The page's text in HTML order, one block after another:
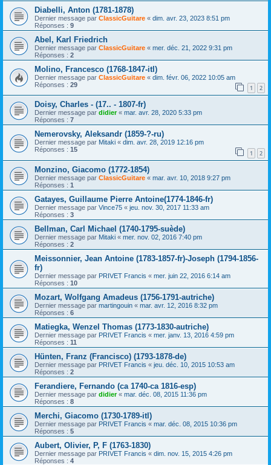
Diabelli, Anton (1781-1878)
Dernier message par ClassicGuitare « dim. avr. 23, 2023 8:51 pm
Réponses : 9
Abel, Karl Friedrich
Dernier message par ClassicGuitare « mer. déc. 21, 2022 9:31 pm
Réponses : 2
Molino, Francesco (1768-1847-itl)
Dernier message par ClassicGuitare « dim. févr. 06, 2022 10:05 am
Réponses : 29 1 2
Doisy, Charles - (17.. - 1807-fr)
Dernier message par didier« mar. avr. 28, 2020 5:33 pm
Réponses : 7
Nemerovsky, Aleksandr (1859-?-ru)
Dernier message par Mitaki « dim. avr. 28, 2019 12:16 pm
Réponses : 15 1 2
Monzino, Giacomo (1772-1854)
Dernier message par ClassicGuitare « mar. avr. 10, 2018 9:27 pm
Réponses : 1
Gatayes, Guillaume Pierre Antoine(1774-1846-fr)
Dernier message par Vince75 « jeu. nov. 30, 2017 11:33 am
Réponses : 3
Bellman, Carl Michael (1740-1795-suède)
Dernier message par Mitaki « mer. nov. 02, 2016 7:40 pm
Réponses : 2
Meissonnier, Jean Antoine (1783-1857-fr)-Joseph (1794-1856-
fr)
Dernier message par PRIVET Francis « mer. juin 22, 2016 6:14 am
Réponses : 10
Mozart, Wolfgang Amadeus (1756-1791-autriche)
Dernier message par martingouin « mar. avr. 12, 2016 8:32 pm
Réponses : 6
Matiegka, Wenzel Thomas (1773-1830-autriche)
Dernier message par PRIVET Francis « mer. janv. 13, 2016 4:59 pm
Réponses : 11
Hünten, Franz (Francisco) (1793-1878-de)
Dernier message par PRIVET Francis « jeu. déc. 10, 2015 10:53 am
Réponses : 2
Ferandiere, Fernando (ca 1740-ca 1816-esp)
Dernier message par didier« mar. déc. 08, 2015 11:36 pm
Réponses : 8
Merchi, Giacomo (1730-1789-itl)
Dernier message par PRIVET Francis « mar. déc. 08, 2015 10:36 pm
Réponses : 5
Aubert, Olivier, P, F (1763-1830)
Dernier message par PRIVET Francis « dim. nov. 15, 2015 4:26 pm
Réponses : 4